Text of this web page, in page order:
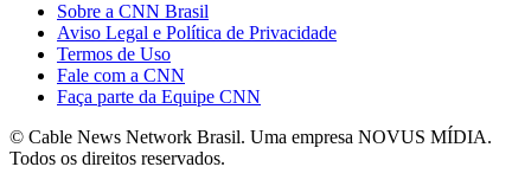
Sobre a CNN Brasil
Aviso Legal e Política de Privacidade
Termos de Uso
Fale com a CNN
Faça parte da Equipe CNN
© Cable News Network Brasil. Uma empresa NOVUS MÍDIA.
Todos os direitos reservados.